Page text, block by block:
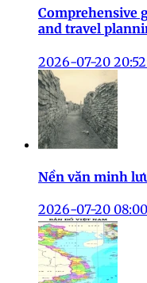
Comprehensive
and travel
2026-07-20
Nền văn minh
2026-07-20